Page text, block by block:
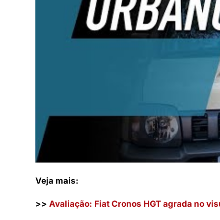
Veja mais:
>> Avaliação: Fiat Cronos HGT agrada no